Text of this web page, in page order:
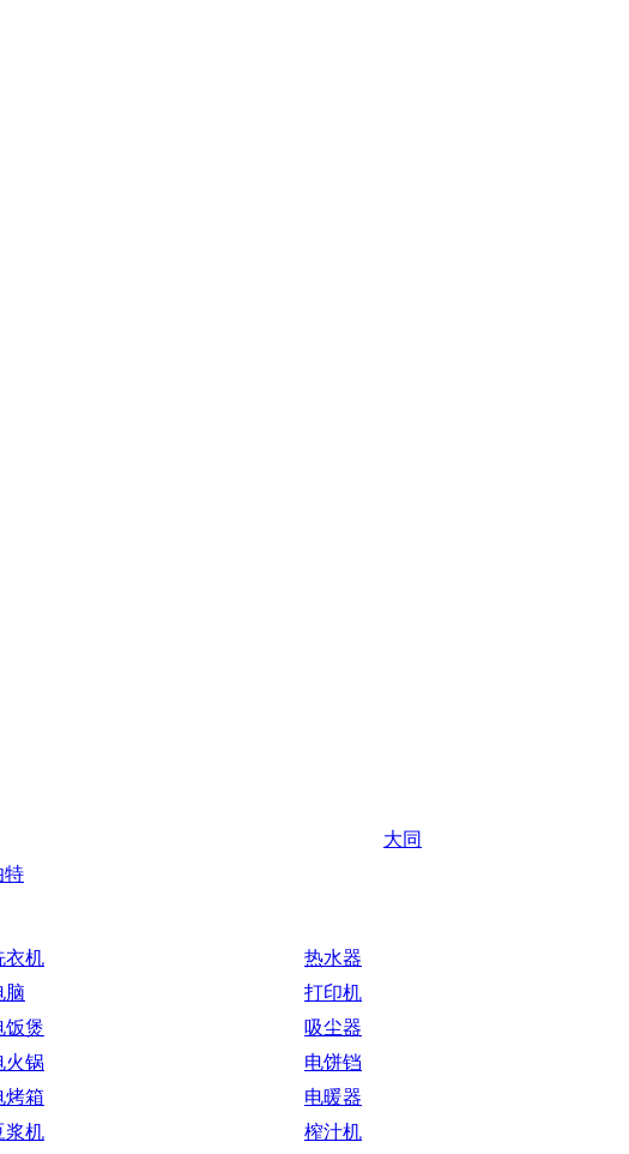
大同
特
衣机
热水器
脑
打印机
饭煲
吸尘器
火锅
电饼铛
烤箱
电暖器
浆机
榨汁机